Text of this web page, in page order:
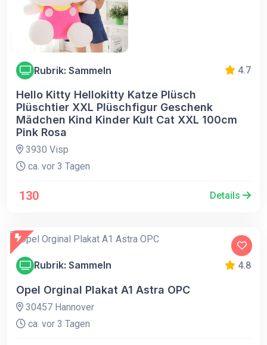
Rubrik: Sammeln 4.7
Hello Kitty Hellokitty Katze Plüsch
Plüschtier XXL Plüschfigur Geschenk
Mädchen Kind Kinder Kult Cat XXL 100cm
Pink Rosa
3930 Visp
ca. vor 3 Tagen
130 Details
Rubrik: Sammeln 4.8
Opel Orginal Plakat A1 Astra OPC
30457 Hannover
ca. vor 3 Tagen